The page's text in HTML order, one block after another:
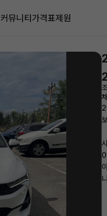
커뮤니티가격표제원